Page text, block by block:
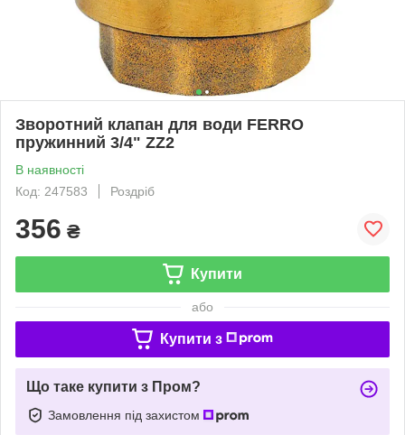
Зворотний клапан для води FERRO
пружинний 3/4" ZZ2
В наявності
Код: 247583
Роздріб
356 ₴
Купити
або
Купити з
Що таке купити з Пром?
Замовлення під захистом